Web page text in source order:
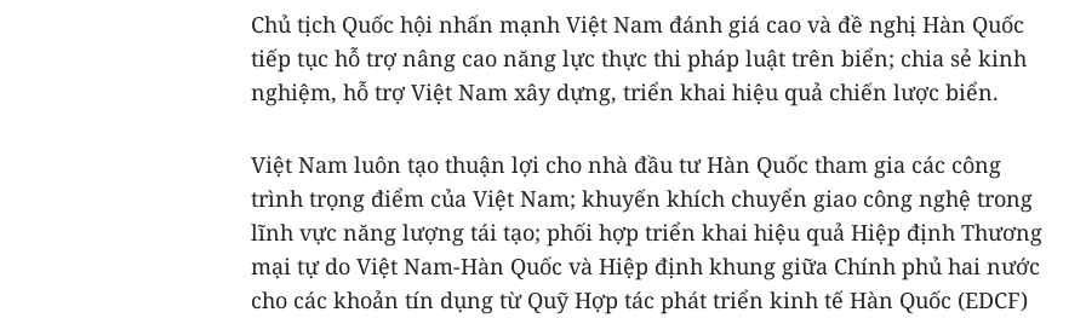
Chủ tịch Quốc hội nhấn mạnh Việt Nam đánh giá cao và đề nghị Hàn Quốc
tiếp tục hỗ trợ nâng cao năng lực thực thi pháp luật trên biển; chia sẻ kinh
nghiệm, hỗ trợ Việt Nam xây dựng, triển khai hiệu quả chiến lược biển.
Việt Nam luôn tạo thuận lợi cho nhà đầu tư Hàn Quốc tham gia các công
trình trọng điểm của Việt Nam; khuyến khích chuyển giao công nghệ trong
lĩnh vực năng lượng tái tạo; phối hợp triển khai hiệu quả Hiệp định Thương
mại tự do Việt Nam-Hàn Quốc và Hiệp định khung giữa Chính phủ hai nước
cho các khoản tín dụng từ Quỹ Hợp tác phát triển kinh tế Hàn Quốc (EDCF)